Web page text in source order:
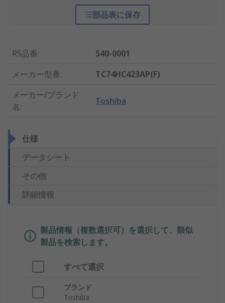
部品表に保存
RS品番:
540-0001
メーカー型番:
TC74HC423AP(F)
メーカー/ブランド
名:
Toshiba
仕様
データシート
その他
詳細情報
製品情報（複数選択可）を選択して、類似
製品を検索します。
すべて選択
ブランド
Toshiba